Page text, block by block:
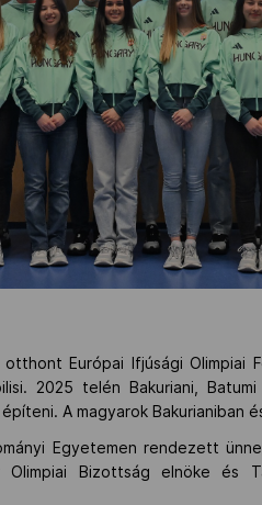
Európai Ifjúsági
2025 telén Bakuriani,
A magyarok Bakurianiban
Egyetemen rendezett
Bizottság elnöke és